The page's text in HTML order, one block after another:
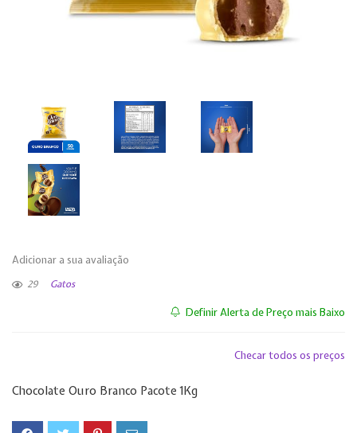
Adicionar a sua avaliação
29 Gatos
Definir Alerta de Preço mais Baixo
Checar todos os preços
Chocolate Ouro Branco Pacote 1Kg